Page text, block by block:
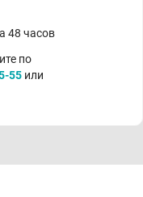
48 часов
по
55 или